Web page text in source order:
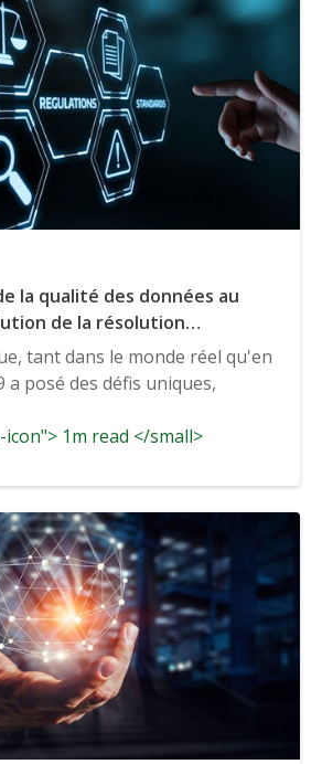
la qualité des données au
de la résolution
changements émergeant
tant dans le monde réel qu'en
a posé des défis uniques,
1m read </small>